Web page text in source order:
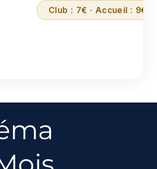
Club : 7€ · Accueil : 9€ ·